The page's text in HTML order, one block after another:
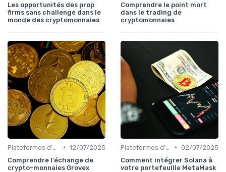
Les opportunités des prop
firms sans challenge dans le
monde des cryptomonnaies
Comprendre le point mort
dans le trading de
cryptomonnaies
• 12/07/2025
Comprendre l'échange de
crypto-monnaies Grovex
• 02/07/2025
Comment intégrer Solana à
votre portefeuille MetaMask